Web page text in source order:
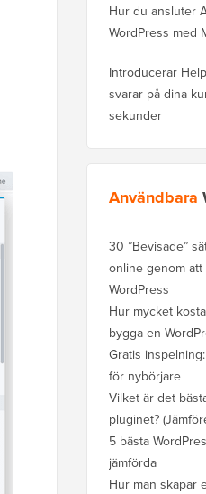
Hur du ansluter
WordPress med
Introducerar
svarar på dina
sekunder
Användbara
30 ”Bevisade”
online genom
WordPress
Hur mycket
bygga en
Gratis
för nybörjare
Vilket är det
pluginet?
5 bästa
jämförda
Hur man skapar